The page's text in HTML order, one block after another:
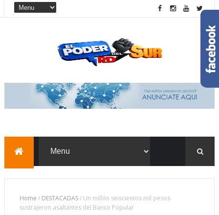
Home / DESTACADAS/ Un millón seiscientos mil pesos
sustrajeron asaltantes del Banco Popular